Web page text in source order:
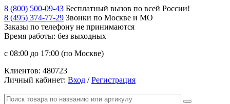
8 (800) 500-09-43 Бесплатный вызов по всей России!
8 (495) 374-77-29 Звонки по Москве и МО
Заказы по телефону не принимаются
Время работы: без выходных
с 08:00 до 17:00 (по Москве)
Клиентов: 480723
Личный кабинет: Вход /Регистрация